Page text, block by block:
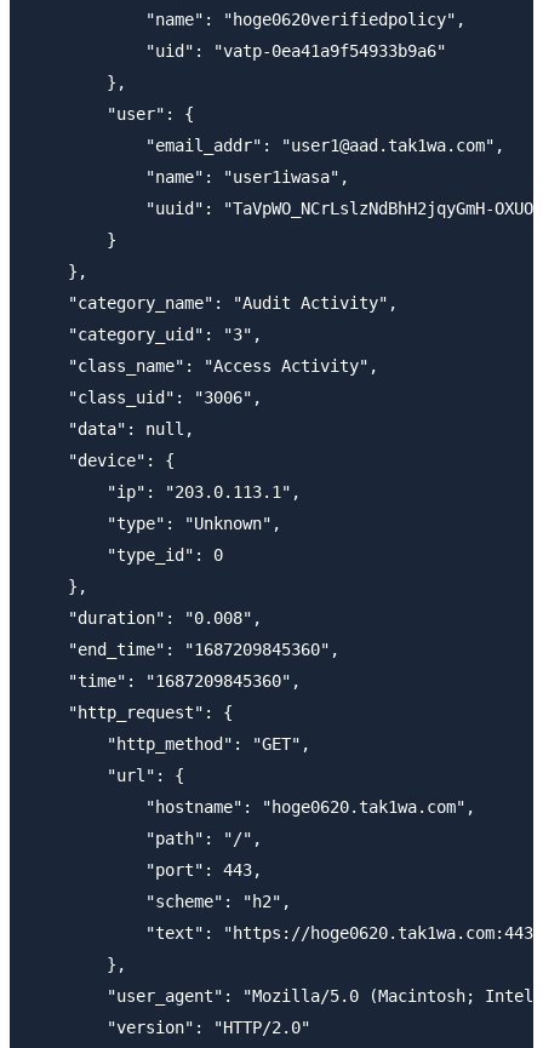
            "name": "hoge0620verifiedpolicy",
            "uid": "vatp-0ea41a9f54933b9a6"
        },
        "user": {
            "email_addr": "user1@aad.tak1wa.com",
            "name": "user1iwasa",
"uuid": "TaVpWO_NCrLslzNdBhH2jqyGmH-
        }
    },
    "category_name": "Audit Activity",
    "category_uid": "3",
    "class_name": "Access Activity",
    "class_uid": "3006",
    "data": null,
    "device": {
        "ip": "203.0.113.1",
        "type": "Unknown",
        "type_id": 0
    },
    "duration": "0.008",
    "end_time": "1687209845360",
    "time": "1687209845360",
    "http_request": {
        "http_method": "GET",
        "url": {
            "hostname": "hoge0620.tak1wa.com",
            "path": "/",
            "port": 443,
            "scheme": "h2",
"text": "https://
        },
"user_agent": "Mozilla/5.0 (Macintosh;
        "version": "HTTP/2.0"